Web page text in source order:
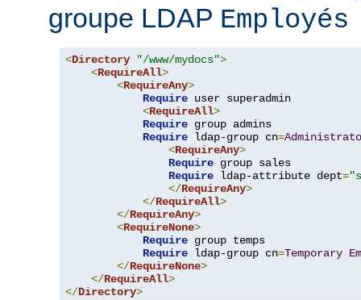
groupe LDAP
<Directory "/www/mydocs">
<RequireAll>
<RequireAny>
Require user superadmin
<RequireAll>
Require group admins
Require ldap-group cn=
<RequireAny>
Require group sales
Require ldap-attribute dept=
</RequireAny>
</RequireAll>
</RequireAny>
<RequireNone>
Require group temps
Require ldap-group cn=Temporary
</RequireNone>
</RequireAll>
</Directory>